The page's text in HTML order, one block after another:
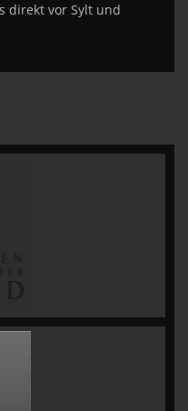
direkt vor Sylt und